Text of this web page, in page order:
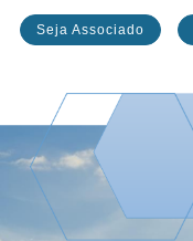
Seja Associado